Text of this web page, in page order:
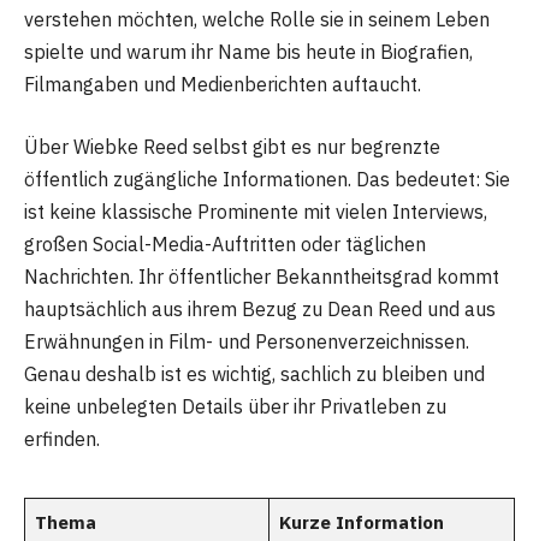
verstehen möchten, welche Rolle sie in seinem Leben
spielte und warum ihr Name bis heute in Biografien,
Filmangaben und Medienberichten auftaucht.
Über Wiebke Reed selbst gibt es nur begrenzte
öffentlich zugängliche Informationen. Das bedeutet: Sie
ist keine klassische Prominente mit vielen Interviews,
großen Social-Media-Auftritten oder täglichen
Nachrichten. Ihr öffentlicher Bekanntheitsgrad kommt
hauptsächlich aus ihrem Bezug zu Dean Reed und aus
Erwähnungen in Film- und Personenverzeichnissen.
Genau deshalb ist es wichtig, sachlich zu bleiben und
keine unbelegten Details über ihr Privatleben zu
erfinden.
Thema Kurze Information